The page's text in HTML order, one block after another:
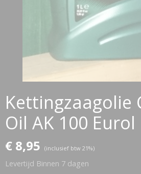
Kettingzaagolie
Oil AK 100 Eurol
€ 8,95 (inclusief btw 21%)
Levertijd Binnen 7 dagen